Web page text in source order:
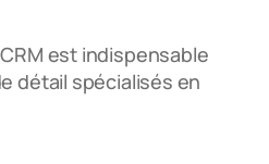
est indispensable
détail spécialisés en